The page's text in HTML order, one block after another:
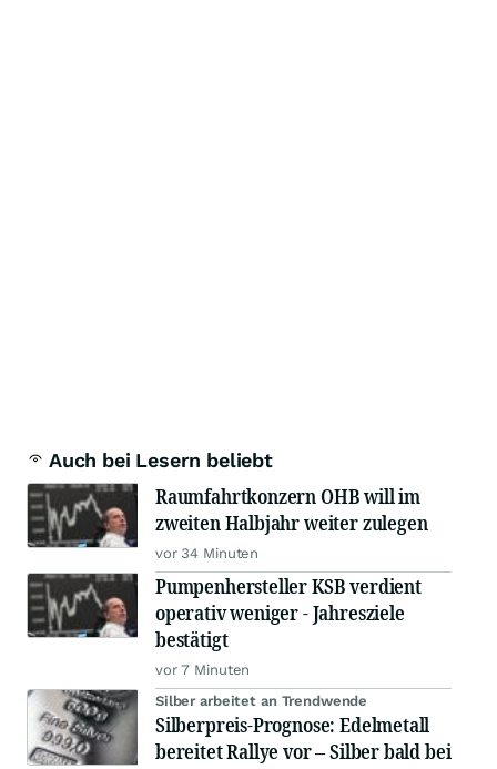
Auch bei Lesern beliebt
Raumfahrtkonzern OHB will im
zweiten Halbjahr weiter zulegen
vor 34 Minuten
Pumpenhersteller KSB verdient
operativ weniger - Jahresziele
bestätigt
vor 7 Minuten
Silber arbeitet an Trendwende
Silberpreis-Prognose: Edelmetall
bereitet Rallye vor – Silber bald bei